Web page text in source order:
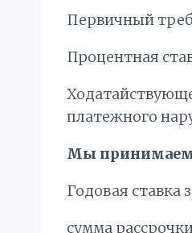
Первичный
Процентная
платежного
Мы принимаем
Годовая ставка
сумма